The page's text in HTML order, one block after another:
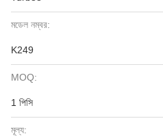
মডেল নম্বর:
K249
MOQ:
1 পিসি
মূল্য: